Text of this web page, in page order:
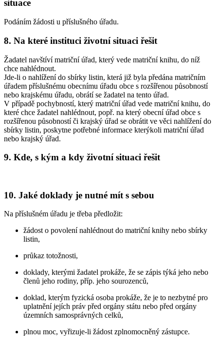
situace
Podáním žádosti u příslušného úřadu.
8. Na které instituci životní situaci řešit
Žadatel navštíví matriční úřad, který vede matriční knihu, do níž
chce nahlédnout.
Jde-li o nahlížení do sbírky listin, která již byla předána matričním
úřadem příslušnému obecnímu úřadu obce s rozšířenou působností
nebo krajskému úřadu, obrátí se žadatel na tento úřad.
V případě pochybností, který matriční úřad vede matriční knihu, do
které chce žadatel nahlédnout, popř. na který obecní úřad obce s
rozšířenou působností či krajský úřad se obrátit ve věci nahlížení do
sbírky listin, poskytne potřebné informace kterýkoli matriční úřad
nebo krajský úřad.
9. Kde, s kým a kdy životní situaci řešit
10. Jaké doklady je nutné mít s sebou
Na příslušném úřadu je třeba předložit:
žádost o povolení nahlédnout do matriční knihy nebo sbírky
listin,
průkaz totožnosti,
doklady, kterými žadatel prokáže, že se zápis týká jeho nebo
členů jeho rodiny, příp. jeho sourozenců,
doklad, kterým fyzická osoba prokáže, že je to nezbytné pro
uplatnění jejích práv před orgány státu nebo před orgány
územních samosprávných celků,
plnou moc, vyřizuje-li žádost zplnomocněný zástupce.